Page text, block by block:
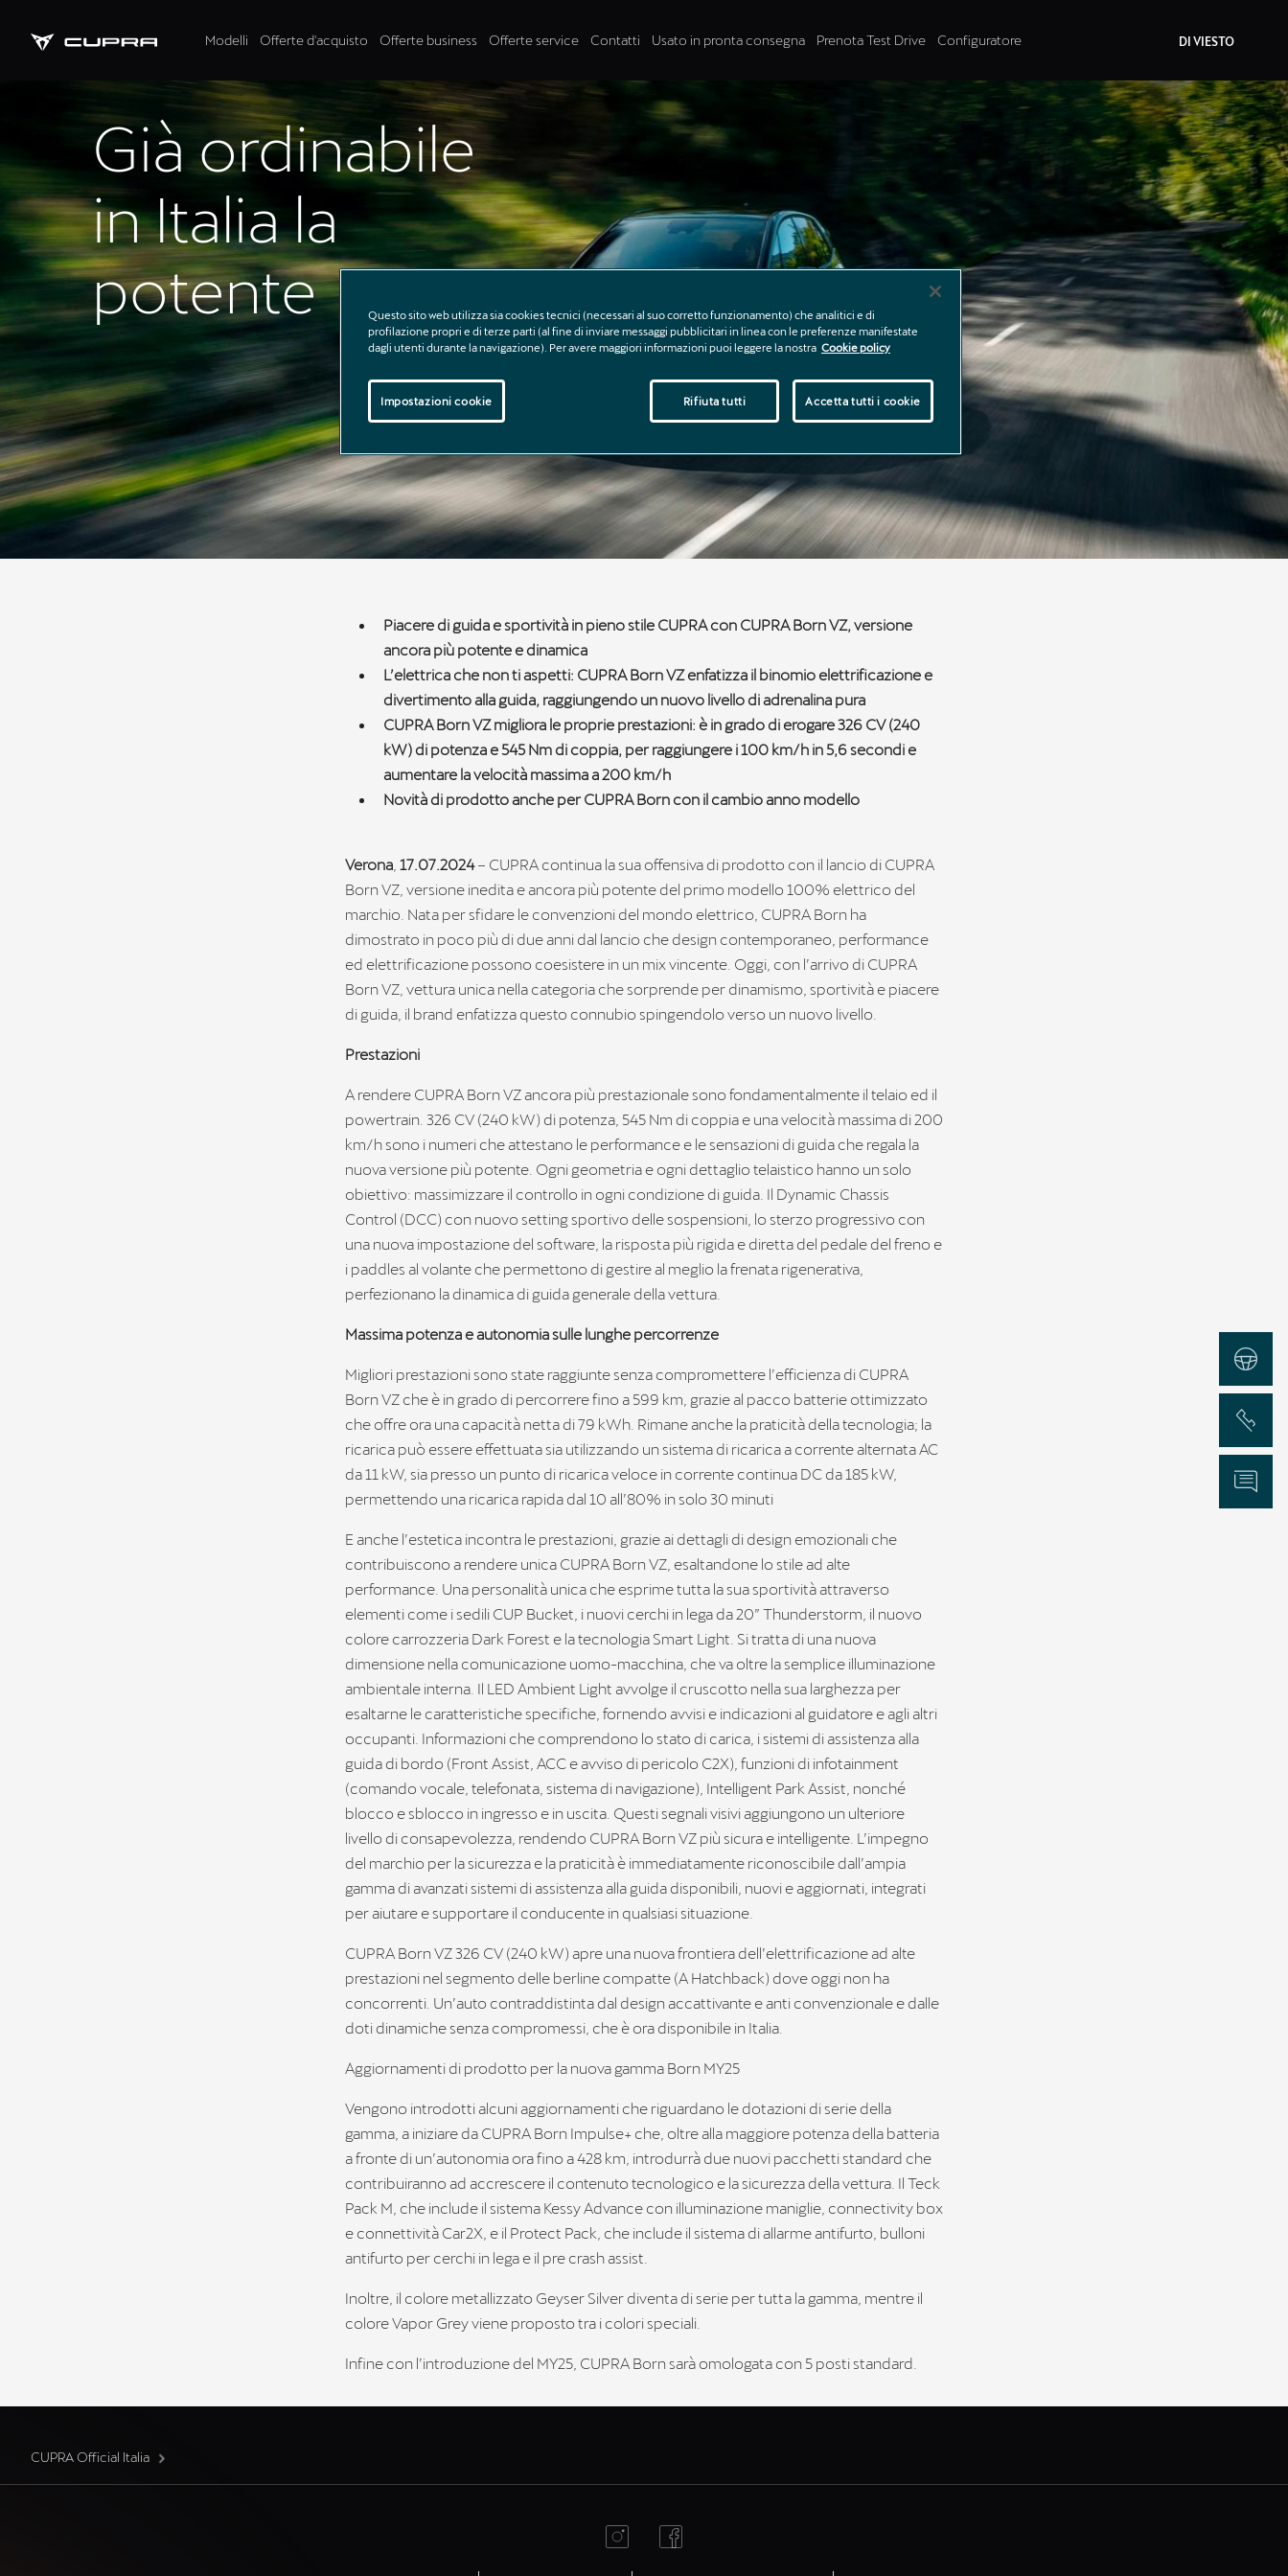
Modelli Offerte d'acquisto Offerte business Offerte service Contatti Usato in pronta consegna Prenota Test Drive Configuratore DI VIESTO
Già ordinabile
in Italia la
potente
CUPRA Born
VZ
Piacere di guida e sportività in pieno stile CUPRA con CUPRA Born VZ, versione
ancora più potente e dinamica
L’elettrica che non ti aspetti: CUPRA Born VZ enfatizza il binomio elettrificazione e
divertimento alla guida, raggiungendo un nuovo livello di adrenalina pura
CUPRA Born VZ migliora le proprie prestazioni: è in grado di erogare 326 CV (240
kW) di potenza e 545 Nm di coppia, per raggiungere i 100 km/h in 5,6 secondi e
aumentare la velocità massima a 200 km/h
Novità di prodotto anche per CUPRA Born con il cambio anno modello
Verona 17.07.2024– CUPRA continua la sua offensiva di prodotto con il lancio di CUPRA
Born VZ, versione inedita e ancora più potente del primo modello 100% elettrico del
marchio. Nata per sfidare le convenzioni del mondo elettrico, CUPRA Born ha
dimostrato in poco più di due anni dal lancio che design contemporaneo, performance
ed elettrificazione possono coesistere in un mix vincente. Oggi, con l’arrivo di CUPRA
Born VZ, vettura unica nella categoria che sorprende per dinamismo, sportività e piacere
di guida, il brand enfatizza questo connubio spingendolo verso un nuovo livello.
Prestazioni
A rendere CUPRA Born VZ ancora più prestazionale sono fondamentalmente il telaio ed il
powertrain. 326 CV (240 kW) di potenza, 545 Nm di coppia e una velocità massima di 200
km/h sono i numeri che attestano le performance e le sensazioni di guida che regala la
nuova versione più potente. Ogni geometria e ogni dettaglio telaistico hanno un solo
obiettivo: massimizzare il controllo in ogni condizione di guida. Il Dynamic Chassis
Control (DCC) con nuovo setting sportivo delle sospensioni, lo sterzo progressivo con
una nuova impostazione del software, la risposta più rigida e diretta del pedale del freno e
i paddles al volante che permettono di gestire al meglio la frenata rigenerativa,
perfezionano la dinamica di guida generale della vettura.
Massima potenza e autonomia sulle lunghe percorrenze
Migliori prestazioni sono state raggiunte senza compromettere l’efficienza di CUPRA
Born VZ che è in grado di percorrere fino a 599 km, grazie al pacco batterie ottimizzato
che offre ora una capacità netta di 79 kWh. Rimane anche la praticità della tecnologia; la
ricarica può essere effettuata sia utilizzando un sistema di ricarica a corrente alternata AC
da 11 kW, sia presso un punto di ricarica veloce in corrente continua DC da 185 kW,
permettendo una ricarica rapida dal 10 all’80% in solo 30 minuti
E anche l’estetica incontra le prestazioni, grazie ai dettagli di design emozionali che
contribuiscono a rendere unica CUPRA Born VZ, esaltandone lo stile ad alte
performance. Una personalità unica che esprime tutta la sua sportività attraverso
elementi come i sedili CUP Bucket, i nuovi cerchi in lega da 20” Thunderstorm, il nuovo
colore carrozzeria Dark Forest e la tecnologia Smart Light. Si tratta di una nuova
dimensione nella comunicazione uomo-macchina, che va oltre la semplice illuminazione
ambientale interna. Il LED Ambient Light avvolge il cruscotto nella sua larghezza per
esaltarne le caratteristiche specifiche, fornendo avvisi e indicazioni al guidatore e agli altri
occupanti. Informazioni che comprendono lo stato di carica, i sistemi di assistenza alla
guida di bordo (Front Assist, ACC e avviso di pericolo C2X), funzioni di infotainment
(comando vocale, telefonata, sistema di navigazione), Intelligent Park Assist, nonché
blocco e sblocco in ingresso e in uscita. Questi segnali visivi aggiungono un ulteriore
livello di consapevolezza, rendendo CUPRA Born VZ più sicura e intelligente. L’impegno
del marchio per la sicurezza e la praticità è immediatamente riconoscibile dall’ampia
gamma di avanzati sistemi di assistenza alla guida disponibili, nuovi e aggiornati, integrati
per aiutare e supportare il conducente in qualsiasi situazione.
CUPRA Born VZ 326 CV (240 kW) apre una nuova frontiera dell’elettrificazione ad alte
prestazioni nel segmento delle berline compatte (A Hatchback) dove oggi non ha
concorrenti. Un’auto contraddistinta dal design accattivante e anti convenzionale e dalle
doti dinamiche senza compromessi, che è ora disponibile in Italia.
Aggiornamenti di prodotto per la nuova gamma Born MY25
Vengono introdotti alcuni aggiornamenti che riguardano le dotazioni di serie della
gamma, a iniziare da CUPRA Born Impulse+ che, oltre alla maggiore potenza della batteria
a fronte di un’autonomia ora fino a 428 km, introdurrà due nuovi pacchetti standard che
contribuiranno ad accrescere il contenuto tecnologico e la sicurezza della vettura. Il Teck
Pack M, che include il sistema Kessy Advance con illuminazione maniglie, connectivity box
e connettività Car2X, e il Protect Pack, che include il sistema di allarme antifurto, bulloni
antifurto per cerchi in lega e il pre crash assist.
Inoltre, il colore metallizzato Geyser Silver diventa di serie per tutta la gamma, mentre il
colore Vapor Grey viene proposto tra i colori speciali.
Infine con l’introduzione del MY25, CUPRA Born sarà omologata con 5 posti standard.
CUPRA Official Italia
Test Drive
Chiama
Informazioni
Questo sito web utilizza sia cookies tecnici (necessari al suo corretto funzionamento) che analitici e di
profilazione propri e di terze parti (al fine di inviare messaggi pubblicitari in linea con le preferenze manifestate
dagli utenti durante la navigazione). Per avere maggiori informazioni puoi leggere la nostra Cookie policy
Rifiuta tutti Accetta tutti i cookie
Impostazioni cookie